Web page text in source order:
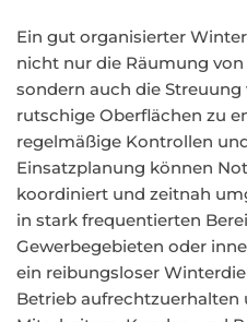
Ein gut organisierter
nicht nur die Räumung
sondern auch die Streuung
rutschige Oberflächen zu
regelmäßige Kontrollen
Einsatzplanung können
koordiniert und zeitnah
in stark frequentierten
Gewerbegebieten oder
ein reibungsloser
Betrieb aufrechtzuerhalten